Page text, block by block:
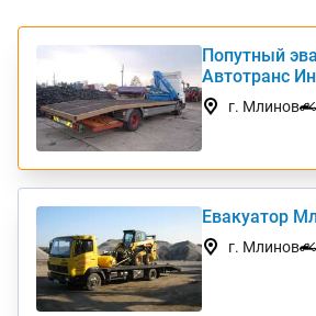
Попутный
Автотранс
г. Млинов
Евакуатор
г. Млинов